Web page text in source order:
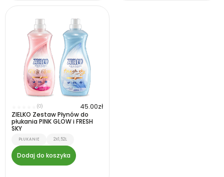
(0) 45.00zł
ZIELKO Zestaw Płynów do
płukania PINK GLOW i FRESH
SKY
PŁUKANIE 2X1,52L
Dodaj do koszyka